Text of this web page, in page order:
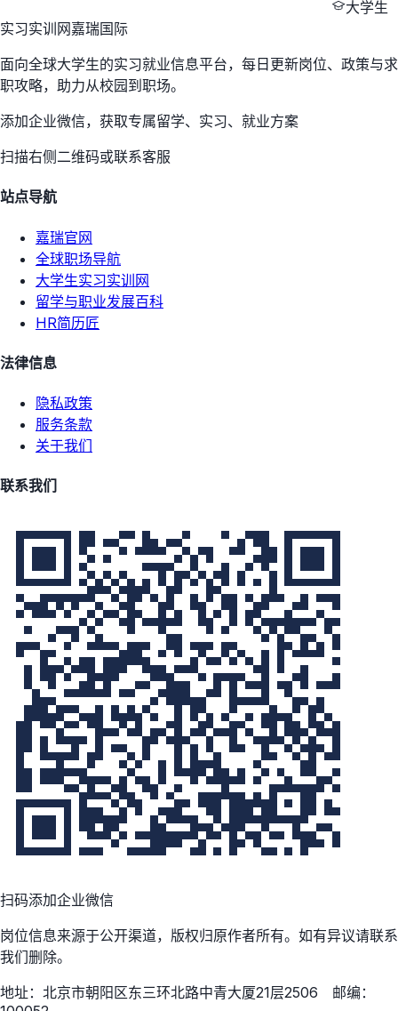
大学生
实习实训网嘉瑞国际
面向全球大学生的实习就业信息平台，每日更新岗位、政策与求
职攻略，助力从校园到职场。
添加企业微信，获取专属留学、实习、就业方案
扫描右侧二维码或联系客服
站点导航
嘉瑞官网
全球职场导航
大学生实习实训网
留学与职业发展百科
HR简历匠
法律信息
隐私政策
服务条款
关于我们
联系我们
扫码添加企业微信
岗位信息来源于公开渠道，版权归原作者所有。如有异议请联系
我们删除。
地址：北京市朝阳区东三环北路中青大厦21层2506 邮编：